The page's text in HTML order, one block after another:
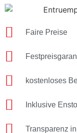
Faire Preise
kostenloses
Inklusive
Transparenz